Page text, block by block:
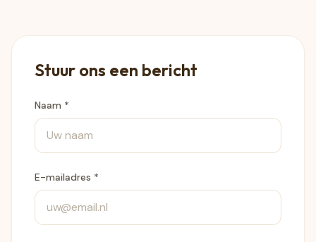
Stuur ons een bericht
Naam *
E-mailadres *